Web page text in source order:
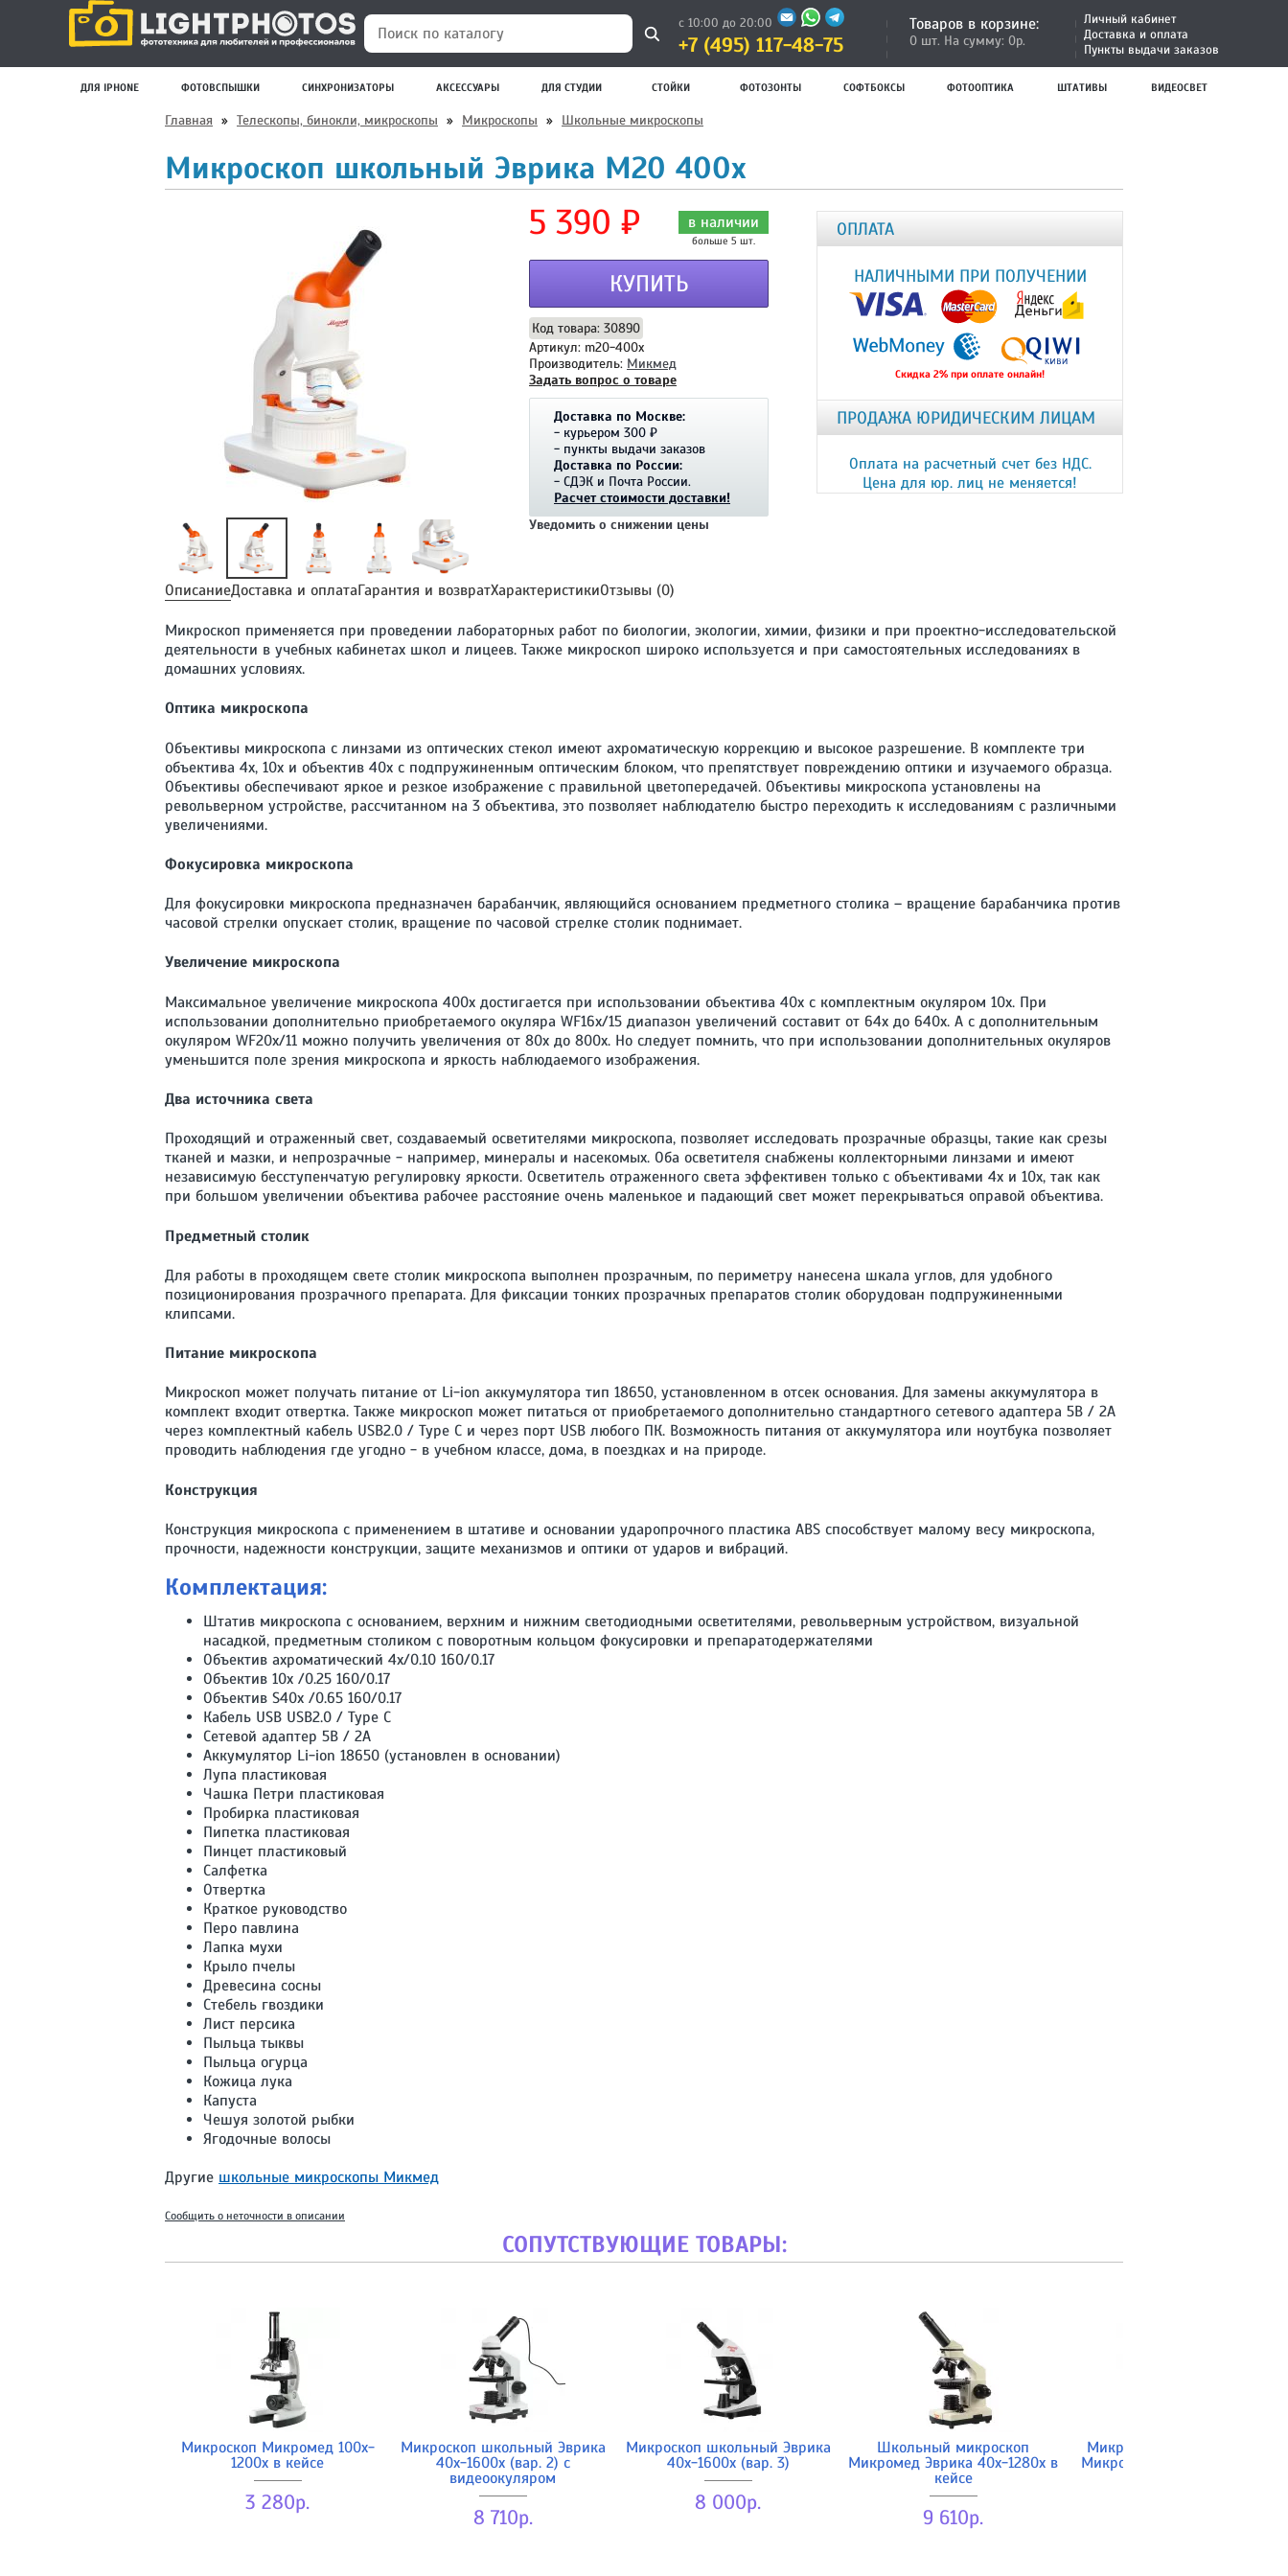
Поиск по каталогу
Личный кабинет
Доставка и оплата
Пункты выдачи заказов
Товаров в корзине:
0 шт. На сумму: 0р.
с 10:00 до 20:00
+7 (495) 117-48-75
ДЛЯ IPHONE ФОТОВСПЫШКИ СИНХРОНИЗАТОРЫ АКСЕССУАРЫ ДЛЯ СТУДИИ СТОЙКИ ФОТОЗОНТЫ СОФТБОКСЫ ФОТООПТИКА ШТАТИВЫ ВИДЕОСВЕТ
Главная » Телескопы, бинокли, микроскопы » Микроскопы » Школьные микроскопы
Микроскоп школьный Эврика M20 400х
ОПЛАТА
НАЛИЧНЫМИ ПРИ ПОЛУЧЕНИИ
Скидка 2% при оплате онлайн!
ПРОДАЖА ЮРИДИЧЕСКИМ ЛИЦАМ
Оплата на расчетный счет без НДС.
Цена для юр. лиц не меняется!
5 390 ₽ в наличии
больше 5 шт.
КУПИТЬ
Код товара: 30890
Артикул: m20-400x
Производитель: Микмед
Задать вопрос о товаре
Доставка по Москве:
- курьером 300 ₽
- пункты выдачи заказов
Доставка по России:
- СДЭК и Почта России.
Расчет стоимости доставки!
Уведомить о снижении цены
ОписаниеДоставка и оплатаГарантия и возвратХарактеристикиОтзывы (0)
Микроскоп применяется при проведении лабораторных работ по биологии, экологии, химии, физики и при проектно-исследовательской
деятельности в учебных кабинетах школ и лицеев. Также микроскоп широко используется и при самостоятельных исследованиях в
домашних условиях.
Оптика микроскопа
Объективы микроскопа с линзами из оптических стекол имеют ахроматическую коррекцию и высокое разрешение. В комплекте три
объектива 4x, 10x и объектив 40x с подпружиненным оптическим блоком, что препятствует повреждению оптики и изучаемого образца.
Объективы обеспечивают яркое и резкое изображение с правильной цветопередачей. Объективы микроскопа установлены на
револьверном устройстве, рассчитанном на 3 объектива, это позволяет наблюдателю быстро переходить к исследованиям с различными
увеличениями.
Фокусировка микроскопа
Для фокусировки микроскопа предназначен барабанчик, являющийся основанием предметного столика – вращение барабанчика против
часовой стрелки опускает столик, вращение по часовой стрелке столик поднимает.
Увеличение микроскопа
Максимальное увеличение микроскопа 400х достигается при использовании объектива 40х с комплектным окуляром 10х. При
использовании дополнительно приобретаемого окуляра WF16x/15 диапазон увеличений составит от 64х до 640х. А с дополнительным
окуляром WF20x/11 можно получить увеличения от 80х до 800х. Но следует помнить, что при использовании дополнительных окуляров
уменьшится поле зрения микроскопа и яркость наблюдаемого изображения.
Два источника света
Проходящий и отраженный свет, создаваемый осветителями микроскопа, позволяет исследовать прозрачные образцы, такие как срезы
тканей и мазки, и непрозрачные - например, минералы и насекомых. Оба осветителя снабжены коллекторными линзами и имеют
независимую бесступенчатую регулировку яркости. Осветитель отраженного света эффективен только с объективами 4х и 10х, так как
при большом увеличении объектива рабочее расстояние очень маленькое и падающий свет может перекрываться оправой объектива.
Предметный столик
Для работы в проходящем свете столик микроскопа выполнен прозрачным, по периметру нанесена шкала углов, для удобного
позиционирования прозрачного препарата. Для фиксации тонких прозрачных препаратов столик оборудован подпружиненными
клипсами.
Питание микроскопа
Микроскоп может получать питание от Li-ion аккумулятора тип 18650, установленном в отсек основания. Для замены аккумулятора в
комплект входит отвертка. Также микроскоп может питаться от приобретаемого дополнительно стандартного сетевого адаптера 5В / 2А
через комплектный кабель USB2.0 / Type C и через порт USB любого ПК. Возможность питания от аккумулятора или ноутбука позволяет
проводить наблюдения где угодно - в учебном классе, дома, в поездках и на природе.
Конструкция
Конструкция микроскопа с применением в штативе и основании ударопрочного пластика ABS способствует малому весу микроскопа,
прочности, надежности конструкции, защите механизмов и оптики от ударов и вибраций.
Комплектация:
Штатив микроскопа с основанием, верхним и нижним светодиодными осветителями, револьверным устройством, визуальной
насадкой, предметным столиком с поворотным кольцом фокусировки и препаратодержателями
Объектив ахроматический 4х/0.10 160/0.17
Объектив 10х /0.25 160/0.17
Объектив S40х /0.65 160/0.17
Кабель USB USB2.0 / Type C
Сетевой адаптер 5В / 2А
Аккумулятор Li-ion 18650 (установлен в основании)
Лупа пластиковая
Чашка Петри пластиковая
Пробирка пластиковая
Пипетка пластиковая
Пинцет пластиковый
Салфетка
Отвертка
Краткое руководство
Перо павлина
Лапка мухи
Крыло пчелы
Древесина сосны
Стебель гвоздики
Лист персика
Пыльца тыквы
Пыльца огурца
Кожица лука
Капуста
Чешуя золотой рыбки
Ягодочные волосы
Другие школьные микроскопы Микмед
Сообщить о неточности в описании
СОПУТСТВУЮЩИЕ ТОВАРЫ:
Микроскоп Микромед 100x-
1200x в кейсе
3 280р.
Микроскоп школьный Эврика
40х-1600х (вар. 2) с
видеоокуляром
8 710р.
Микроскоп школьный Эврика
40х-1600х (вар. 3)
8 000р.
Школьный микроскоп
Микромед Эврика 40х-1280х в
кейсе
9 610р.
Микроскоп биологический
Микромед С-11 (вар. 1М LED)